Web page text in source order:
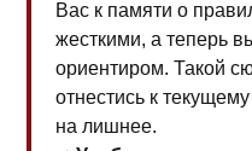
Вас к памяти о
жесткими, а теперь
ориентиром. Такой
отнестись к
на лишнее.